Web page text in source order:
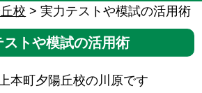
校 >実力テストや模試の活用術
ストや模試の活用術
本町夕陽丘校の川原です